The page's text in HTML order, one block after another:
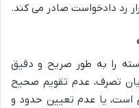
رد دادخواست صادر می کند.
را به طور صریح و دقیق
تصرف، عدم تقویم صحیح
است، یا عدم تعیین حدود و